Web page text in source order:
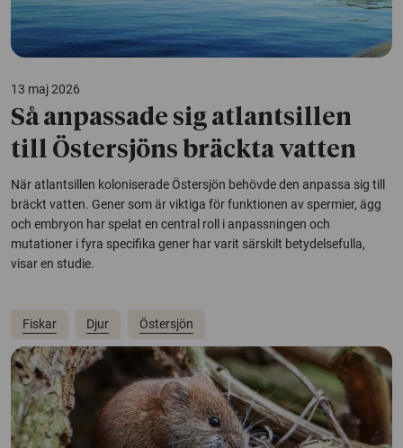
13 maj 2026
Så anpassade sig atlantsillen
till Östersjöns bräckta vatten
När atlantsillen koloniserade Östersjön behövde den anpassa sig till
bräckt vatten. Gener som är viktiga för funktionen av spermier, ägg
och embryon har spelat en central roll i anpassningen och
mutationer i fyra specifika gener har varit särskilt betydelsefulla,
visar en studie.
Fiskar Djur Östersjön